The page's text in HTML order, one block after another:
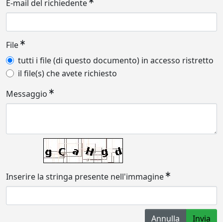
E-mail del richiedente
File
tutti i file (di questo documento) in accesso ristretto
il file(s) che avete richiesto
Messaggio
Inserire la stringa presente nell'immagine
Annulla Invia